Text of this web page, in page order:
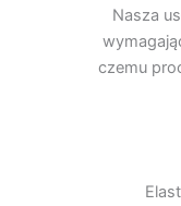
Nasza
czemu